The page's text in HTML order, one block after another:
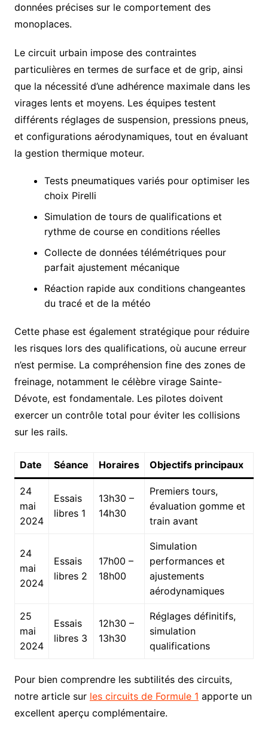
données précises sur le comportement des
monoplaces.
Le circuit urbain impose des contraintes
particulières en termes de surface et de grip, ainsi
que la nécessité d’une adhérence maximale dans les
virages lents et moyens. Les équipes testent
différents réglages de suspension, pressions pneus,
et configurations aérodynamiques, tout en évaluant
la gestion thermique moteur.
Tests pneumatiques variés pour optimiser les
choix Pirelli
Simulation de tours de qualifications et
rythme de course en conditions réelles
Collecte de données télémétriques pour
parfait ajustement mécanique
Réaction rapide aux conditions changeantes
du tracé et de la météo
Cette phase est également stratégique pour réduire
les risques lors des qualifications, où aucune erreur
n’est permise. La compréhension fine des zones de
freinage, notamment le célèbre virage Sainte-
Dévote, est fondamentale. Les pilotes doivent
exercer un contrôle total pour éviter les collisions
sur les rails.
Date Séance Horaires Objectifs principaux
24
mai
2024
Essais
libres 1
13h30 –
14h30
Premiers tours,
évaluation gomme et
train avant
24
mai
2024
Essais
libres 2
17h00 –
18h00
Simulation
performances et
ajustements
aérodynamiques
25
mai
2024
Essais
libres 3
12h30 –
13h30
Réglages définitifs,
simulation
qualifications
Pour bien comprendre les subtilités des circuits,
notre article sur les circuits de Formule 1 apporte un
excellent aperçu complémentaire.